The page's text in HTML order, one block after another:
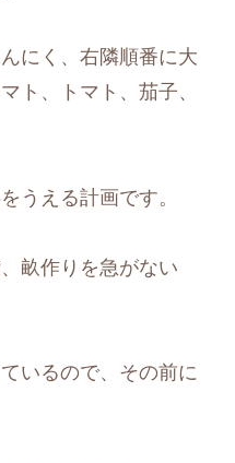
にく、右隣順番に大
ト、トマト、茄子、
うえる計画です。
畝作りを急がない
いるので、その前に